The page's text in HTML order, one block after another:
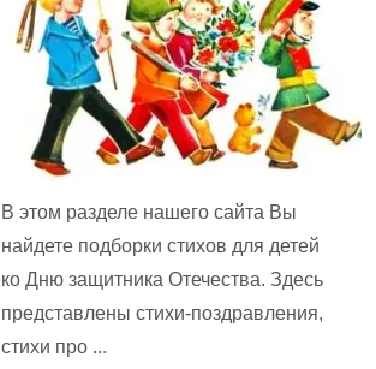
В этом разделе нашего сайта Вы
найдете подборки стихов для детей
ко Дню защитника Отечества. Здесь
представлены стихи-поздравления,
стихи про ...